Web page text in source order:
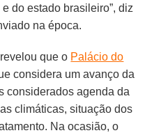
do estado brasileiro”, diz
na época.
que o Palácio do
considera um avanço da
considerados agenda da
climáticas, situação dos
Na ocasião, o